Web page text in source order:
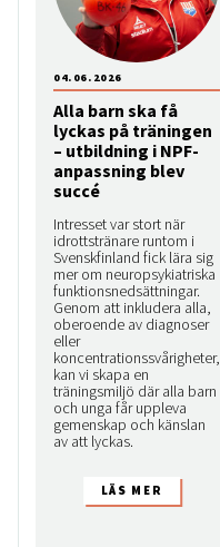
Alla barn ska få
lyckas på träningen
– utbildning i NPF-
anpassning blev
succé
Intresset var stort när
idrottstränare runtom i
Svenskfinland fick lära sig
mer om neuropsykiatriska
funktionsnedsättningar.
Genom att inkludera alla,
oberoende av diagnoser
eller
koncentrationssvårigheter,
kan vi skapa en
träningsmiljö där alla barn
och unga får uppleva
gemenskap och känslan
av att lyckas.
04.06.2026